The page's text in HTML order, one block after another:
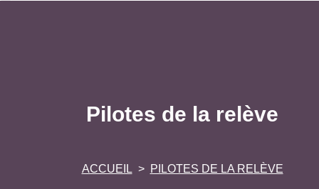
Pilotes de la relève
ACCUEIL PILOTES DE LA RELÈVE